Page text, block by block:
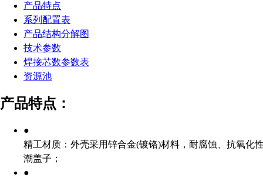
产品特点
系列配置表
产品结构分解图
技术参数
焊接芯数参数表
资源池
产品特点：
●
精工材质：外壳采用锌合金(镀铬)材料，耐腐蚀、抗氧化
潮盖子；
●